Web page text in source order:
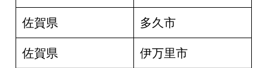
佐賀県 多久市
佐賀県 伊万里市